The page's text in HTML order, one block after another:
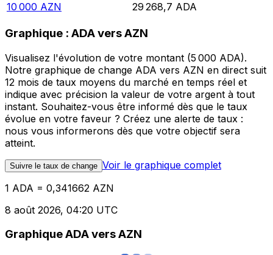
10 000 AZN 29 268,7 ADA
Graphique : ADA vers AZN
Visualisez l'évolution de votre montant (5 000 ADA).
Notre graphique de change ADA vers AZN en direct suit
12 mois de taux moyens du marché en temps réel et
indique avec précision la valeur de votre argent à tout
instant. Souhaitez-vous être informé dès que le taux
évolue en votre faveur ? Créez une alerte de taux :
nous vous informerons dès que votre objectif sera
atteint.
Suivre le taux de change Voir le graphique complet
1 ADA = 0,341662 AZN
8 août 2026, 04:20 UTC
Graphique ADA vers AZN